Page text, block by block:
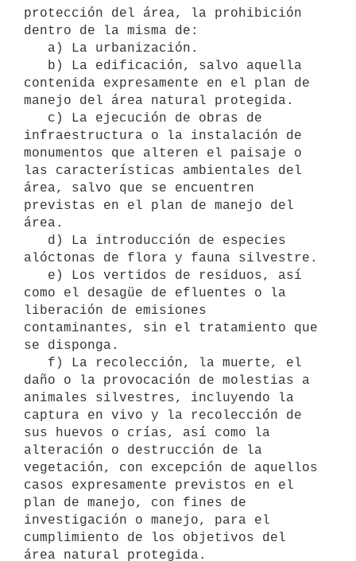
protección del área, la prohibición
dentro de la misma de:
contenida expresamente en el plan de
manejo del área natural protegida.
infraestructura o la instalación de
monumentos que alteren el paisaje o
las características ambientales del
área, salvo que se encuentren
previstas en el plan de manejo del
área.
alóctonas de flora y fauna silvestre.
como el desagüe de efluentes o la
liberación de emisiones
contaminantes, sin el tratamiento que
se disponga.
daño o la provocación de molestias a
animales silvestres, incluyendo la
captura en vivo y la recolección de
sus huevos o crías, así como la
alteración o destrucción de la
vegetación, con excepción de aquellos
casos expresamente previstos en el
plan de manejo, con fines de
investigación o manejo, para el
cumplimiento de los objetivos del
área natural protegida.